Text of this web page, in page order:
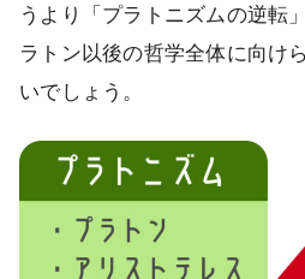
うより「プラトニズムの逆転
ラトン以後の哲学全体に向け
いでしょう。